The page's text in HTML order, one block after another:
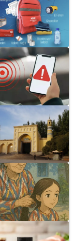
ئاناسەھىپە
بىز كىم؟
بىزنى قوللاڭ
ئالاقىلىشىش
مۇنبەر
سەھىپىلىرىمىز